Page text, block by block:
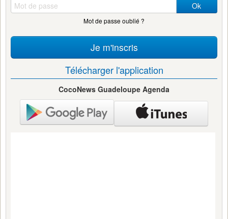
Ok
Mot de passe oublié ?
Je m'inscris
Télécharger l'application
CocoNews Guadeloupe Agenda